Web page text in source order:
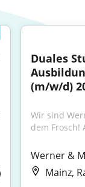
Duales
(m/w/d)
Wir sind
dem Frosch!
Werner &
Mainz,